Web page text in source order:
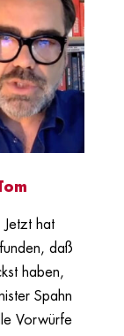
Jetzt hat
daß
haben,
Spahn
Vorwürfe